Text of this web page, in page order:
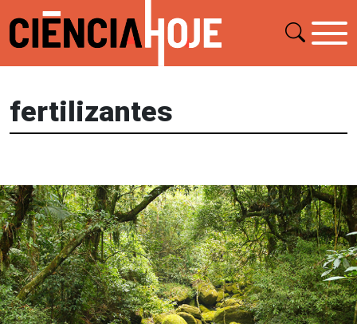
fertilizantes